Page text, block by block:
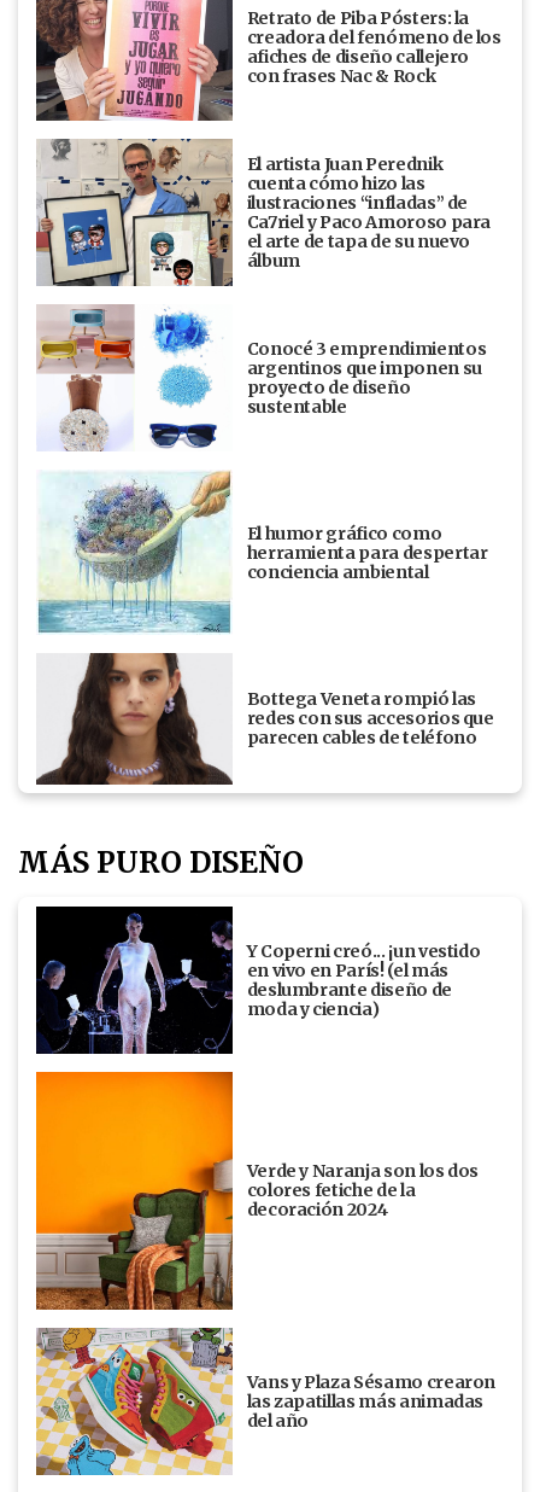
Retrato de Piba Pósters: la
creadora del fenómeno de los
afiches de diseño callejero
con frases Nac & Rock
El artista Juan Perednik
cuenta cómo hizo las
ilustraciones “infladas” de
Ca7riel y Paco Amoroso para
el arte de tapa de su nuevo
álbum
Conocé 3 emprendimientos
argentinos que imponen su
proyecto de diseño
sustentable
El humor gráfico como
herramienta para despertar
conciencia ambiental
Bottega Veneta rompió las
redes con sus accesorios que
parecen cables de teléfono
MÁS PURO DISEÑO
Y Coperni creó... ¡un vestido
en vivo en París! (el más
deslumbrante diseño de
moda y ciencia)
Verde y Naranja son los dos
colores fetiche de la
decoración 2024
Vans y Plaza Sésamo crearon
las zapatillas más animadas
del año